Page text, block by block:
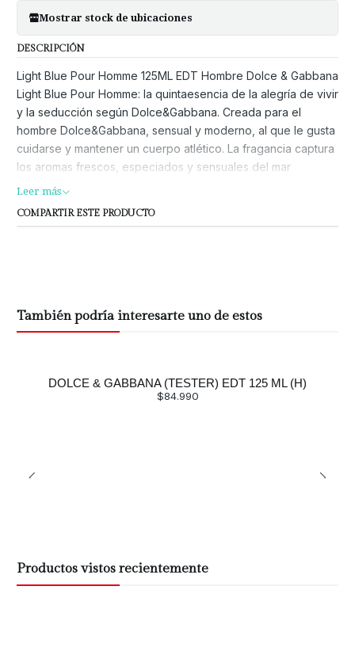
Mostrar stock de ubicaciones
DESCRIPCIÓN
Light Blue Pour Homme 125ML EDT Hombre Dolce & Gabbana
Light Blue Pour Homme: la quintaesencia de la alegría de vivir
y la seducción según Dolce&Gabbana. Creada para el
hombre Dolce&Gabbana, sensual y moderno, al que le gusta
cuidarse y mantener un cuerpo atlético. La fragancia captura
los aromas frescos, especiados y sensuales del mar
Mediterráneo, considerado por los creadores como el
Leer más
COMPARTIR ESTE PRODUCTO
También podría interesarte uno de estos
DOLCE & GABBANA (TESTER) EDT 125 ML (H)
$84.990
Productos vistos recientemente